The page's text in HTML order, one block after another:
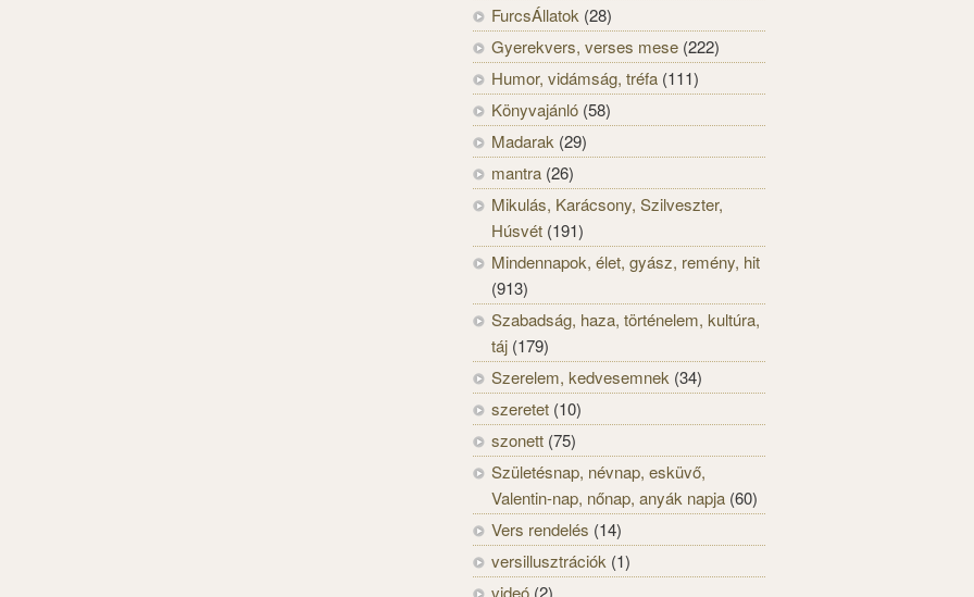
FurcsÁllatok (28)
Gyerekvers, verses mese (222)
Humor, vidámság, tréfa (111)
Könyvajánló (58)
Madarak (29)
mantra (26)
Mikulás, Karácsony, Szilveszter,
Húsvét (191)
Mindennapok, élet, gyász, remény, hit
(913)
Szabadság, haza, történelem, kultúra,
táj (179)
Szerelem, kedvesemnek (34)
szeretet (10)
szonett (75)
Születésnap, névnap, esküvő,
Valentin-nap, nőnap, anyák napja (60)
Vers rendelés (14)
versillusztrációk (1)
videó (2)